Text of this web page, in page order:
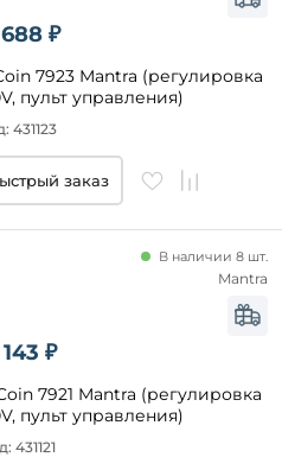
₽
7923 Mantra (регулировка
пульт управления)
431123
заказ
143 ₽
7921 Mantra (регулировка
пульт управления)
В наличии 8 шт.
431121
Mantra